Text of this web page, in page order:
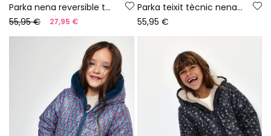
Parka nena reversible teixit tècnic blau marí
55,95 €
27,95 €
Parka teixit tècnic nena blau marí acolxada
55,95 €